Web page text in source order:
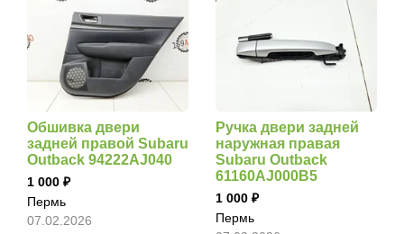
Обшивка двери
задней правой Subaru
Outback 94222AJ040
1 000
Пермь
07.02.2026
Ручка двери задней
наружная правая
Subaru Outback
61160AJ000B5
1 000
Пермь